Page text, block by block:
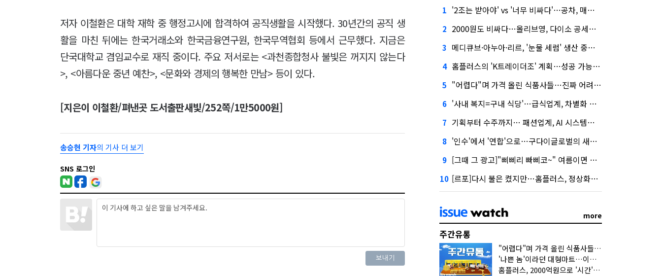
저자 이철환은 대학 재학 중 행정고시에 합격하여 공직생활을 시작했다. 30년간의 공직 생
활을 마친 뒤에는 한국거래소와 한국금융연구원, 한국무역협회 등에서 근무했다. 지금은
단국대학교 겸임교수로 재직 중이다. 주요 저서로는 <과천종합청사 불빛은 꺼지지 않는다
>, <아름다운 중년 예찬>, <문화와 경제의 행복한 만남> 등이 있다.
[지은이 이철환/펴낸곳 도서출판새빛/252쪽/1만5000원]
송승현 기자의 기사 더 보기
SNS 로그인
1 '2조는 받아야' vs '너무 비싸다'…공차, 매각 성공할까
2 2000원도 비싸다…올리브영, 다이소 공세에 '가성비'로 맞불
3 메디큐브·아누아·리르, '눈물 세럼' 생산 중단한다
4 홈플러스의 'K트레이더조' 계획…성공 가능성은 '글쎄'
5 "어렵다"며 가격 올린 식품사들…진짜 어려운 거 맞아?
6 '사내 복지=구내 식당'…급식업계, 차별화 경쟁 본격화
7 기획부터 수주까지… 패션업계, AI 시스템화 박차
8 '인수'에서 '연합'으로…구다이글로벌의 새로운 투자법
9 [그때 그 광고]"삐삐리 빠삐코~" 여름이면 생각나는 그 노래
10 [르포]다시 불은 켰지만…홈플러스, 정상화까진 '까마득'
more
주간유통
"어렵다"며 가격 올린 식품사들…진짜 어려운 거 맞아?
'나쁜 놈'이라던 대형마트…이젠 '불쌍한 놈' 됐다
홈플러스, 2000억원으로 '시간'을 샀다